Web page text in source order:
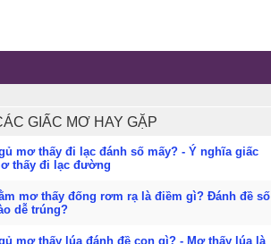
GIẤC MƠ HAY GẶP
mơ thấy đi lạc đánh số mấy? - Ý nghĩa giấc
thấy đi lạc đường
mơ thấy đống rơm rạ là điềm gì? Đánh đề số
dễ trúng?
mơ thấy lúa đánh đề con gì? - Mơ thấy lúa là